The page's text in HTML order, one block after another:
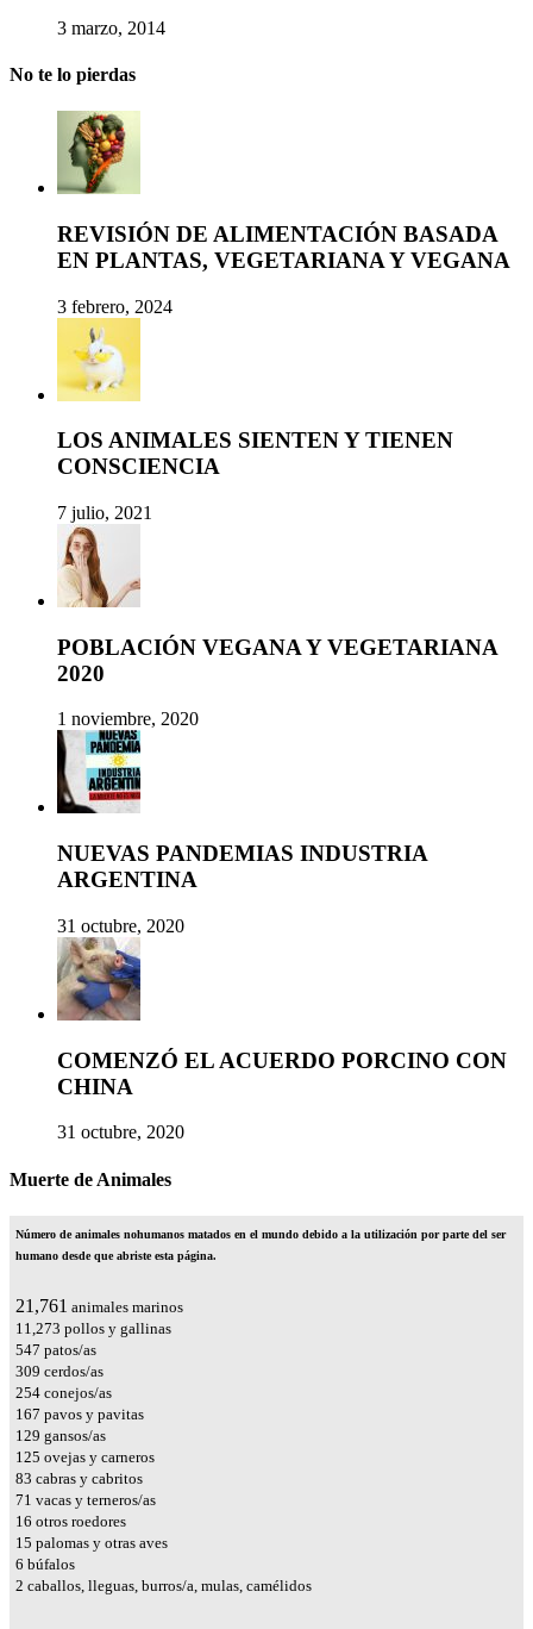
3 marzo, 2014
No te lo pierdas
REVISIÓN DE ALIMENTACIÓN BASADA
EN PLANTAS, VEGETARIANA Y VEGANA
3 febrero, 2024
LOS ANIMALES SIENTEN Y TIENEN
CONSCIENCIA
7 julio, 2021
POBLACIÓN VEGANA Y VEGETARIANA
2020
1 noviembre, 2020
NUEVAS PANDEMIAS INDUSTRIA
ARGENTINA
31 octubre, 2020
COMENZÓ EL ACUERDO PORCINO CON
CHINA
31 octubre, 2020
Muerte de Animales
Número de animales nohumanos matados en el mundo debido a la utilización por parte del ser
humano desde que abriste esta página.
24,971 animales marinos
12,936 pollos y gallinas
628 patos/as
354 cerdos/as
292 conejos/as
192 pavos y pavitas
148 gansos/as
143 ovejas y carneros
96 cabras y cabritos
81 vacas y terneros/as
18 otros roedores
17 palomas y otras aves
6 búfalos
2 caballos, lleguas, burros/a, mulas, camélidos